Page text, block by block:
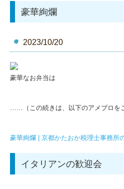
豪華絢爛
2023/10/20
豪華なお弁当は
……（この続きは、以下のアメブロを
豪華絢爛 | 京都かたおか税理士事務所
イタリアンの歓迎会